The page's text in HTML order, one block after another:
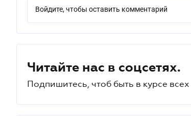
Войдите, чтобы оставить комментарий
Читайте нас в соцсетях.
Подпишитесь, чтоб быть в курсе